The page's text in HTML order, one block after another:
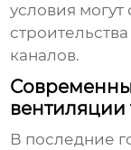
условия
каналов.
вентиляции
В последние